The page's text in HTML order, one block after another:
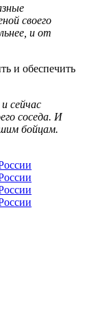
своего
и от
и обеспечить
сейчас
соседа. И
бойцам.